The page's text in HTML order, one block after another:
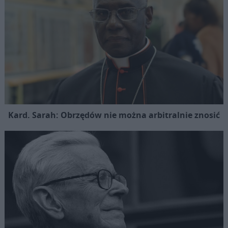
Kard. Sarah: Obrzędów nie można arbitralnie znosić